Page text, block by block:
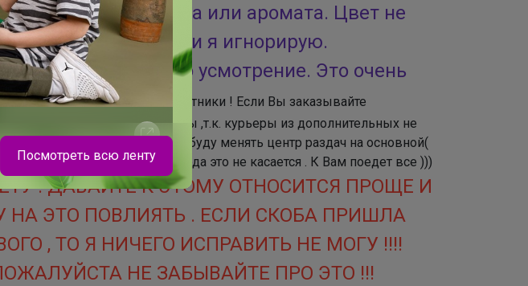
другого цвета или аромата. Цвет не
Данные комментарии я игнорирую.
аналогом на его усмотрение. Это очень
Дорогие участники ! Если Вы заказывайте
на основные ЦРы ,т.к. курьеры из дополнительных не
не будет сделано , то сама буду менять центр раздач на основной(
Участников с межгорода это не касается . К Вам поедет все )))
. ДАВАЙТЕ К ЭТОМУ ОТНОСИТСЯ ПРОЩЕ И
НА ЭТО ПОВЛИЯТЬ . ЕСЛИ СКОБА ПРИШЛА
, ТО Я НИЧЕГО ИСПРАВИТЬ НЕ МОГУ !!!!
НЕ ЗАБЫВАЙТЕ ПРО ЭТО !!!
наличии
Посмотреть всю ленту